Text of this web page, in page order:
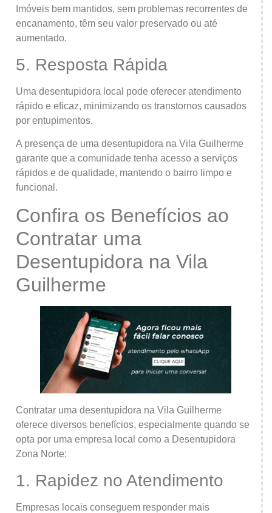
Imóveis bem mantidos, sem problemas recorrentes de
encanamento, têm seu valor preservado ou até
aumentado.
5. Resposta Rápida
Uma desentupidora local pode oferecer atendimento
rápido e eficaz, minimizando os transtornos causados
por entupimentos.
A presença de uma desentupidora na Vila Guilherme
garante que a comunidade tenha acesso a serviços
rápidos e de qualidade, mantendo o bairro limpo e
funcional.
Confira os Benefícios ao
Contratar uma
Desentupidora na Vila
Guilherme
Contratar uma desentupidora na Vila Guilherme
oferece diversos benefícios, especialmente quando se
opta por uma empresa local como a Desentupidora
Zona Norte:
1. Rapidez no Atendimento
Empresas locais conseguem responder mais